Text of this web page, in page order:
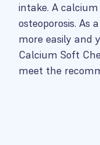
intake. A
osteoporosis. As
more easily and
Calcium Soft
meet the